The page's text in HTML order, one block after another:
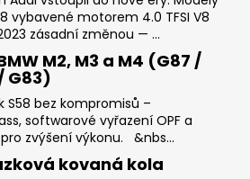
vybavené motorem 4.0 TFSI V8
zásadní změnou — ...
M2, M3 a M4 (G87 /
G83)
S58 bez kompromisů –
softwarové vyřazení OPF a
zvýšení výkonu. &nbs...
kovaná kola